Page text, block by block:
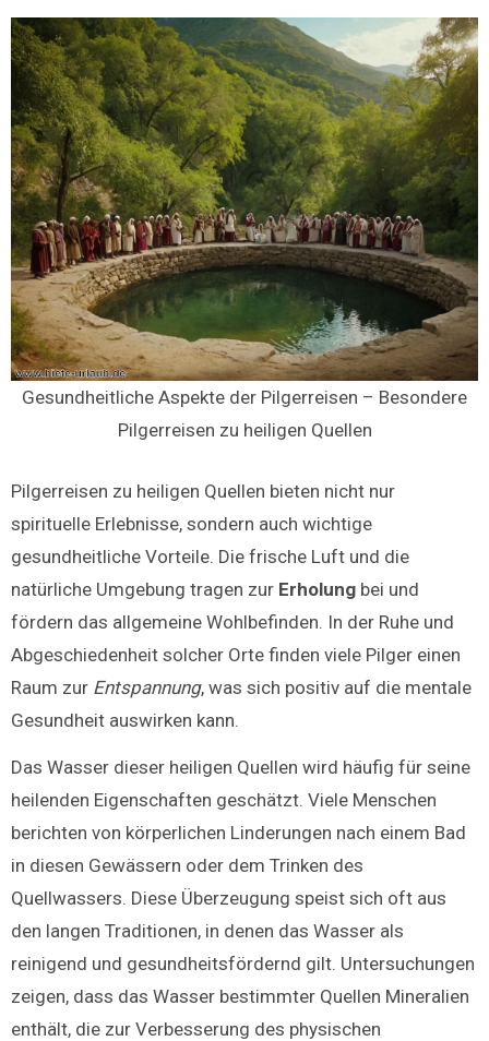
Gesundheitliche Aspekte der Pilgerreisen – Besondere
Pilgerreisen zu heiligen Quellen
Pilgerreisen zu heiligen Quellen bieten nicht nur
spirituelle Erlebnisse, sondern auch wichtige
gesundheitliche Vorteile. Die frische Luft und die
natürliche Umgebung tragen zur Erholungbei und
fördern das allgemeine Wohlbefinden. In der Ruhe und
Abgeschiedenheit solcher Orte finden viele Pilger einen
Raum zur Entspannung, was sich positiv auf die mentale
Gesundheit auswirken kann.
Das Wasser dieser heiligen Quellen wird häufig für seine
heilenden Eigenschaften geschätzt. Viele Menschen
berichten von körperlichen Linderungen nach einem Bad
in diesen Gewässern oder dem Trinken des
Quellwassers. Diese Überzeugung speist sich oft aus
den langen Traditionen, in denen das Wasser als
reinigend und gesundheitsfördernd gilt. Untersuchungen
zeigen, dass das Wasser bestimmter Quellen Mineralien
enthält, die zur Verbesserung des physischen